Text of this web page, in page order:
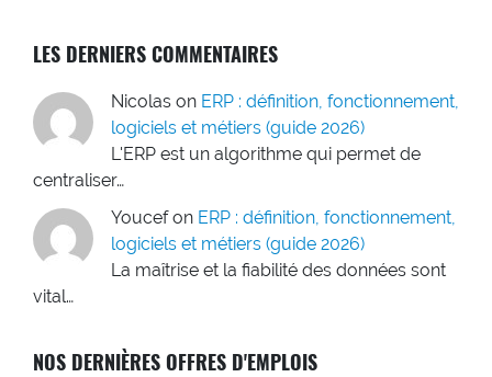
LES DERNIERS COMMENTAIRES
Nicolas on ERP : définition, fonctionnement,
logiciels et métiers (guide 2026)
L'ERP est un algorithme qui permet de
centraliser…
Youcef on ERP : définition, fonctionnement,
logiciels et métiers (guide 2026)
La maîtrise et la fiabilité des données sont
vital…
NOS DERNIÈRES OFFRES D'EMPLOIS